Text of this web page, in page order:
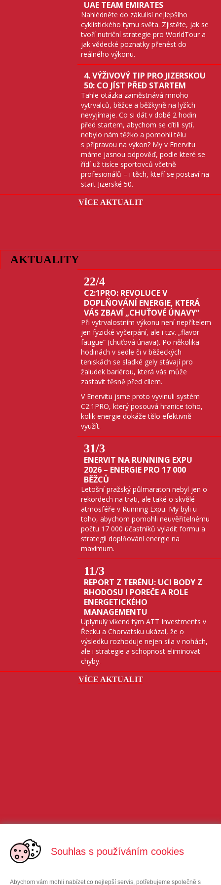
Souhlas s používáním cookies
Abychom vám mohli nabízet co nejlepší servis, potřebujeme společně s
UAE TEAM EMIRATES
Nahlédněte do zákulisí nejlepšího
cyklistického týmu světa. Zjistěte, jak se
tvoří nutriční strategie pro WorldTour a
jak vědecké poznatky přenést do
reálného výkonu.
4. VÝŽIVOVÝ TIP PRO JIZERSKOU
50: CO JÍST PŘED STARTEM
Tahle otázka zaměstnává mnoho
vytrvalců, běžce a běžkyně na lyžích
nevyjímaje. Co si dát v době 2 hodin
před startem, abychom se cítili sytí,
nebylo nám těžko a pomohli tělu
s přípravou na výkon? My v Enervitu
máme jasnou odpověď, podle které se
řídí už tisíce sportovců včetně
profesionálů – i těch, kteří se postaví na
start Jizerské 50.
VÍCE AKTUALIT
AKTUALITY
22/4
C2:1PRO: REVOLUCE V
DOPLŇOVÁNÍ ENERGIE, KTERÁ
VÁS ZBAVÍ „CHUŤOVÉ ÚNAVY“
Při vytrvalostním výkonu není nepřítelem
jen fyzické vyčerpání, ale i tzv. „flavor
fatigue“ (chuťová únava). Po několika
hodinách v sedle či v běžeckých
teniskách se sladké gely stávají pro
žaludek bariérou, která vás může
zastavit těsně před cílem.
V Enervitu jsme proto vyvinuli systém
C2:1PRO, který posouvá hranice toho,
kolik energie dokáže tělo efektivně
využít.
31/3
ENERVIT NA RUNNING EXPU
2026 – ENERGIE PRO 17 000
BĚŽCŮ
Letošní pražský půlmaraton nebyl jen o
rekordech na trati, ale také o skvělé
atmosféře v Running Expu. My byli u
toho, abychom pomohli neuvěřitelnému
počtu 17 000 účastníků vyladit formu a
strategii doplňování energie na
maximum.
11/3
REPORT Z TERÉNU: UCI BODY Z
RHODOSU I POREČE A ROLE
ENERGETICKÉHO
MANAGEMENTU
Uplynulý víkend tým ATT Investments v
Řecku a Chorvatsku ukázal, že o
výsledku rozhoduje nejen síla v nohách,
ale i strategie a schopnost eliminovat
chyby.
VÍCE AKTUALIT